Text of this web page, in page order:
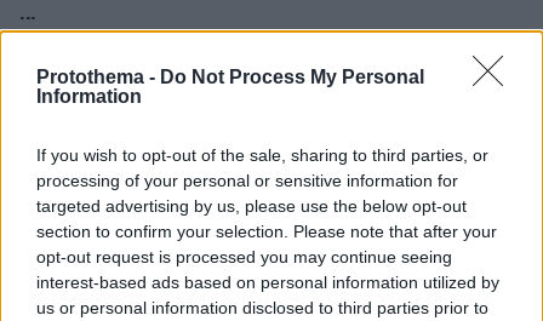
Protothema - Do Not Process My Personal
Information
If you wish to opt-out of the sale, sharing to third parties, or
processing of your personal or sensitive information for
targeted advertising by us, please use the below opt-out
section to confirm your selection. Please note that after your
opt-out request is processed you may continue seeing
interest-based ads based on personal information utilized by
us or personal information disclosed to third parties prior to
...
Είδα πρόσφατα αναφορά γι' αυτό το κύκλωμα.
Νομίζω ένα από τα ηγετικά στελέχη της ήταν ένας
ΑΠΑΝΤΗΣΗ
Κρατήστε τους εδώ!
17.10.2025, 17:42
Οι Αμερικανοί να μη μας ζητάνε να τους στείλουμε
εκεί τέτοια μυαλά! Τα θέλουμε για την Ελλάδα ρε